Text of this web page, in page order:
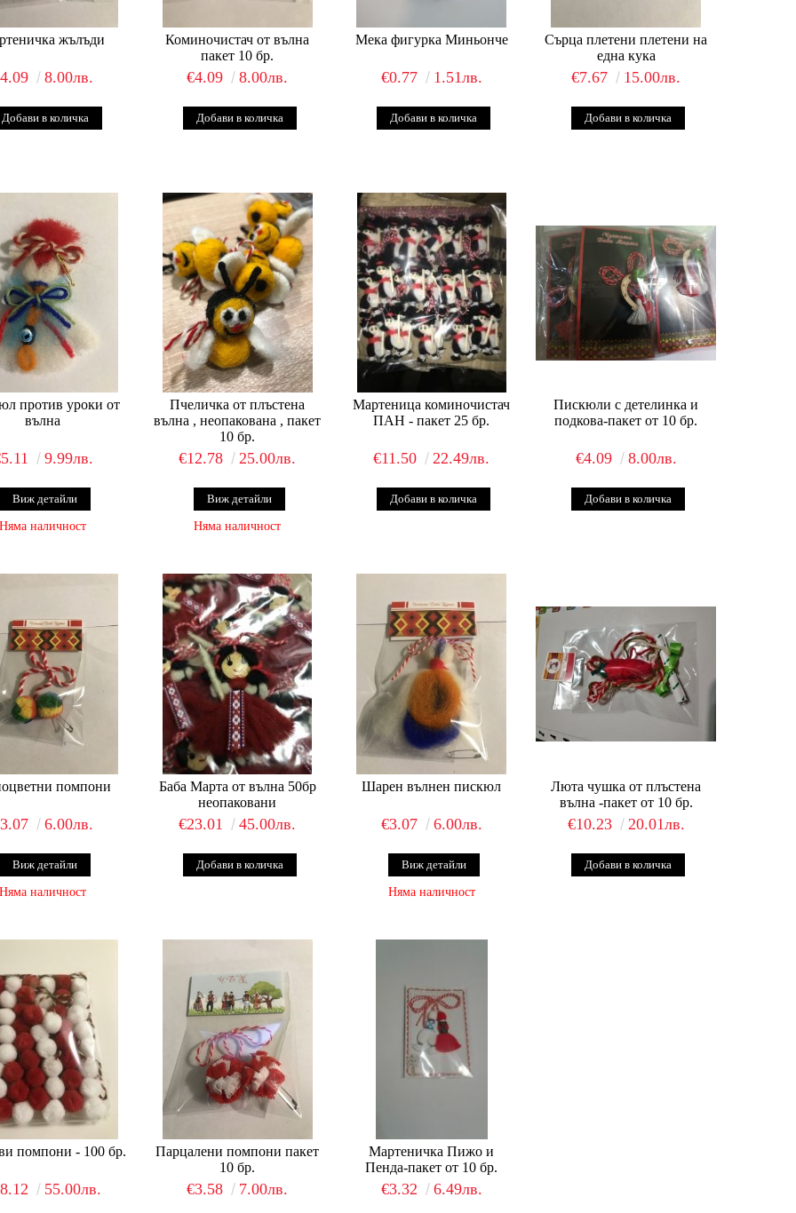
жълъди
8.00лв.
Коминочистач от вълна
пакет 10 бр.
€4.09 8.00лв.
Мека фигурка Миньонче
€0.77 1.51лв.
Сърца плетени плетени на
една кука
€7.67 15.00лв.
против уроки от
вълна
9.99лв.
Виж детайли
Няма наличност
Пчеличка от плъстена
вълна , неопакована , пакет
10 бр.
€12.78 25.00лв.
Виж детайли
Няма наличност
Мартеница коминочистач
ПАН - пакет 25 бр.
€11.50 22.49лв.
Пискюли с детелинка и
подкова-пакет от 10 бр.
€4.09 8.00лв.
помпони
6.00лв.
Виж детайли
Няма наличност
Баба Марта от вълна 50бр
неопаковани
€23.01 45.00лв.
Шарен вълнен пискюл
€3.07 6.00лв.
Виж детайли
Няма наличност
Люта чушка от плъстена
вълна -пакет от 10 бр.
€10.23 20.01лв.
помпони - 100 бр.
55.00лв.
Парцалени помпони пакет
10 бр.
€3.58 7.00лв.
Мартеничка Пижо и
Пенда-пакет от 10 бр.
€3.32 6.49лв.